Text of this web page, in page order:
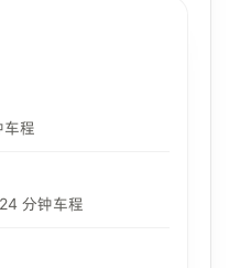
车程
分钟车程